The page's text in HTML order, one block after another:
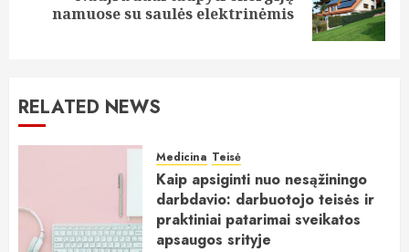
post:namuose su saulės elektrinėmis
RELATED NEWS
Medicina Teisė
Kaip apsiginti nuo nesąžiningo
darbdavio: darbuotojo teisės ir
praktiniai patarimai sveikatos
apsaugos srityje